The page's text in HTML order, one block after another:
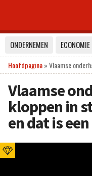
ONDERNEMEN ECONOMIE
Hoofdpagina»Vlaamse
Vlaamse
kloppen in
en dat is